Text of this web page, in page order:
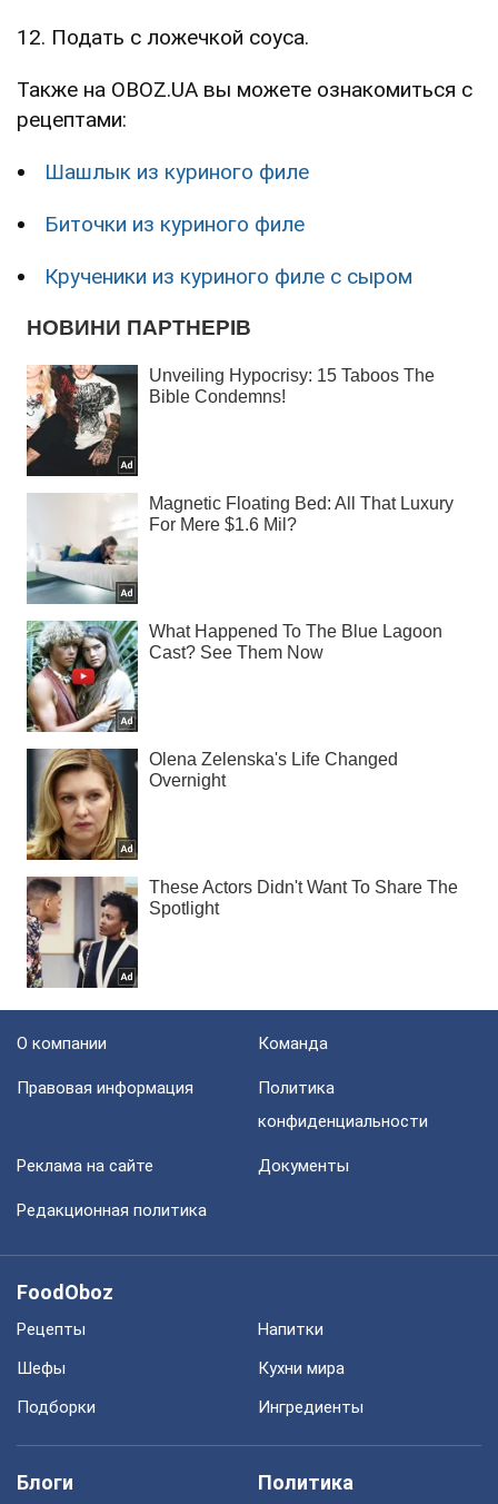
12. Подать с ложечкой соуса.
Также на OBOZ.UA вы можете ознакомиться с
рецептами:
Шашлык из куриного филе
Биточки из куриного филе
Крученики из куриного филе с сыром
О компании Команда
Правовая информация
Политика
конфиденциальности
Реклама на сайте Документы
Редакционная политика
FoodOboz
Рецепты
Напитки
Шефы
Кухни мира
Подборки
Ингредиенты
Блоги Политика